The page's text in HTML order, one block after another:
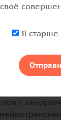
и
на
а также
ГАМК
с
своё
Я старше